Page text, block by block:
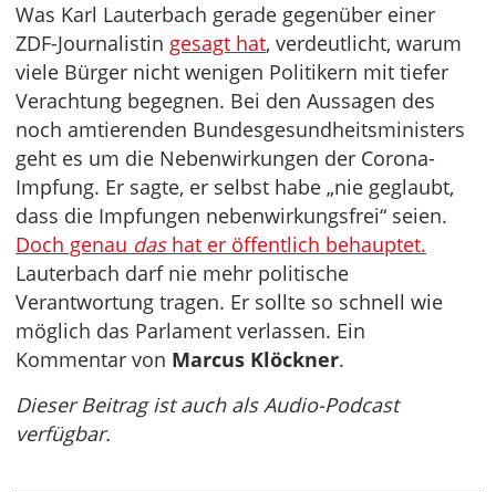
Was Karl Lauterbach gerade gegenüber einer
ZDF-Journalistin gesagt hat, verdeutlicht, warum
viele Bürger nicht wenigen Politikern mit tiefer
Verachtung begegnen. Bei den Aussagen des
noch amtierenden Bundesgesundheitsministers
geht es um die Nebenwirkungen der Corona-
Impfung. Er sagte, er selbst habe „nie geglaubt,
dass die Impfungen nebenwirkungsfrei“ seien.
Doch genau dashat er öffentlich behauptet.
Lauterbach darf nie mehr politische
Verantwortung tragen. Er sollte so schnell wie
möglich das Parlament verlassen. Ein
Kommentar von Marcus Klöckner.
Dieser Beitrag ist auch als Audio-Podcast
verfügbar.